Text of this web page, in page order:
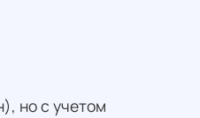
но с учетом